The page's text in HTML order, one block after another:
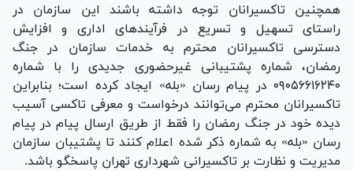
همچنین تاکسیرانان توجه داشته باشند این سازمان در
راستای تسهیل و تسریع در فرآیند‌های اداری و افزایش
دسترسی تاکسیرانان محترم به خدمات سازمان در جنگ
رمضان، شماره پشتیبانی غیرحضوری جدیدی را با شماره
۰۹۰۵۶۶۱۶۲۴۰ در پیام رسان «بله» ایجاد کرده است؛ بنابراین
تاکسیرانان محترم می‌توانند درخواست و معرفی تاکسی آسیب
دیده خود در جنگ رمضان را فقط از طریق ارسال پیام در پیام
رسان «بله» به شماره ذکر شده اعلام کنند تا پشتیبان سازمان
مدیریت و نظارت بر تاکسیرانی شهرداری تهران پاسخگو باشد.